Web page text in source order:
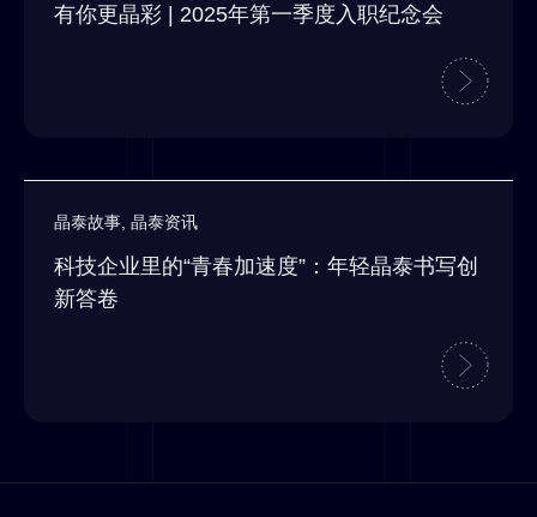
有你更晶彩 | 2025年第一季度入职纪念会
晶泰故事 晶泰资讯
科技企业里的“青春加速度”：年轻晶泰书写创
新答卷